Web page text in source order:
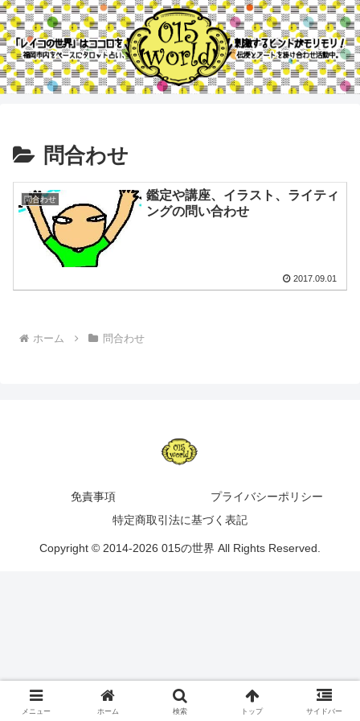
問合わせ
問合わせ
鑑定や講座、イラスト、ライティ
ングの問い合わせ
2017.09.01
ホーム 問合わせ
免責事項
プライバシーポリシー
特定商取引法に基づく表記
Copyright © 2014-2026 015の世界 All Rights Reserved.
メニュー ホーム 検索 トップ サイドバー